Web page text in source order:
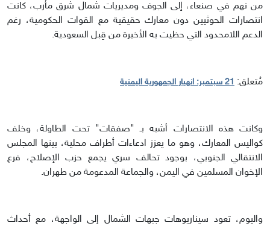
من نهم في صنعاء، إلى الجوف ومديريات شمال شرق مأرب، كانت
انتصارات الحوثيين دون معارك حقيقية مع القوات الحكومية، رغم
الدعم اللامحدود التي حظيت به الأخيرة من قِبل السعودية.
مُتعلق: 21 سبتمبر: انهيار الجمهورية اليمنية
وكانت هذه الانتصارات أشبه بـ "صفقات" تحت الطاولة، وخلف
كواليس المعارك، وهو ما يعزز ادعاءات أطراف محلية، بينها المجلس
الانتقالي الجنوبي، بوجود تحالف سري يجمع حزب الإصلاح، فرع
الإخوان المسلمين في اليمن، والجماعة المدعومة من طهران.
واليوم، تعود سيناريوهات جبهات الشمال إلى الواجهة، مع أحداث